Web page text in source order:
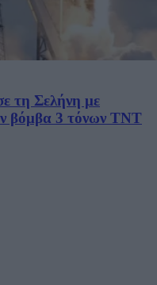
τη Σελήνη με
βόμβα 3 τόνων TNT